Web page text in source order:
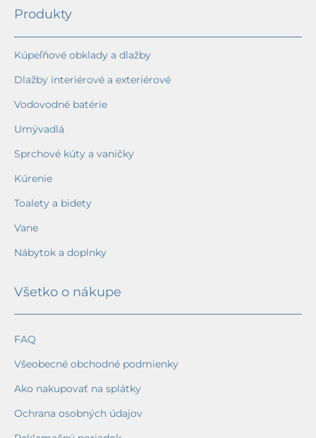
Produkty
Kúpeľňové obklady a dlažby
Dlažby interiérové a exteriérové
Vodovodné batérie
Umývadlá
Sprchové kúty a vaničky
Kúrenie
Toalety a bidety
Vane
Nábytok a doplnky
Všetko o nákupe
FAQ
Všeobecné obchodné podmienky
Ako nakupovať na splátky
Ochrana osobných údajov